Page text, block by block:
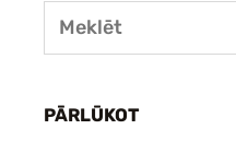
PĀRLŪKOT